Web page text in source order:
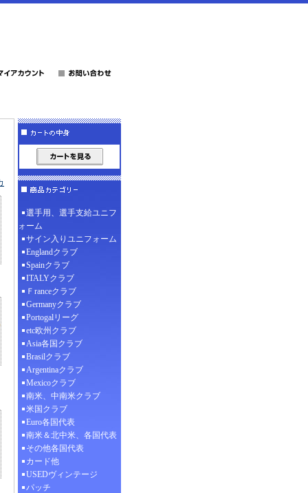
選手用、選手支給ユニフ
ォーム
サイン入りユニフォーム
Englandクラブ
Spainクラブ
ITALYクラブ
Ｆranceクラブ
Germanyクラブ
Portogalリーグ
etc欧州クラブ
Asia各国クラブ
Brasilクラブ
Argentinaクラブ
Mexicoクラブ
南米、中南米クラブ
米国クラブ
Euro各国代表
南米＆北中米、各国代表
その他各国代表
カード他
USEDヴィンテージ
パッチ